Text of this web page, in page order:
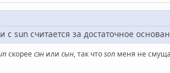
sun считается за достаточное
скорее сэн или сын, так чтоson меня не